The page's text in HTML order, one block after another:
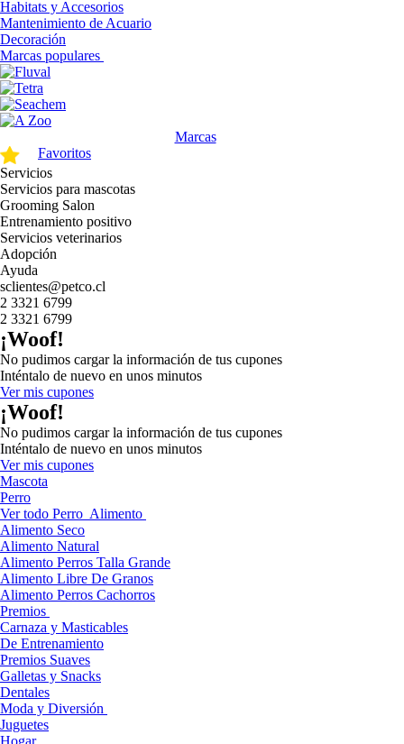
Habitats y Accesorios
Mantenimiento de Acuario
Decoración
Marcas populares
Marcas
Favoritos
Servicios
Servicios para mascotas
Grooming Salon
Entrenamiento positivo
Servicios veterinarios
Adopción
Ayuda
sclientes@petco.cl
2 3321 6799
2 3321 6799
¡Woof!
No pudimos cargar la información de tus cupones
Inténtalo de nuevo en unos minutos
Ver mis cupones
¡Woof!
No pudimos cargar la información de tus cupones
Inténtalo de nuevo en unos minutos
Ver mis cupones
Mascota
Perro
Ver todo Perro Alimento
Alimento Seco
Alimento Natural
Alimento Perros Talla Grande
Alimento Libre De Granos
Alimento Perros Cachorros
Premios
Carnaza y Masticables
De Entrenamiento
Premios Suaves
Galletas y Snacks
Dentales
Moda y Diversión
Juguetes
Hogar